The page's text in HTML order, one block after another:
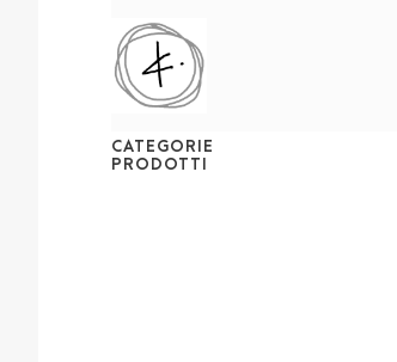
CATEGORIE
PRODOTTI